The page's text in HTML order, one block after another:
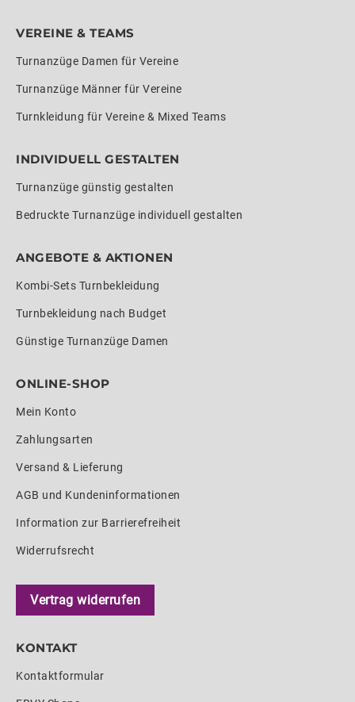
VEREINE & TEAMS
Turnanzüge Damen für Vereine
Turnanzüge Männer für Vereine
Turnkleidung für Vereine & Mixed Teams
INDIVIDUELL GESTALTEN
Turnanzüge günstig gestalten
Bedruckte Turnanzüge individuell gestalten
ANGEBOTE & AKTIONEN
Kombi-Sets Turnbekleidung
Turnbekleidung nach Budget
Günstige Turnanzüge Damen
ONLINE-SHOP
Mein Konto
Zahlungsarten
Versand & Lieferung
AGB und Kundeninformationen
Information zur Barrierefreiheit
Widerrufsrecht
Vertrag widerrufen
KONTAKT
Kontaktformular